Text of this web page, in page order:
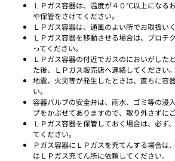
ＬＰガス容器は、温度が４０℃以上になる
や保管をさけてください。
ＬＰガス容器は、通風のよい所でお取扱いく
ＬＰガス容器を移動させる場合は、ブロテ
ってください。
ＬＰガス容器の付近でガスのにおいがした
た後、ＬＰガス販売店へ連絡してください。
地震、火災等が発生したときは、直ちに容
い。
容器バルブの安全弁は、雨水、ゴミ等の浸
プをかぶせてありますので、取り外さずに
ＬＰガス容器を保管しておく場合は、必ず
てください。
Ｐガス容器にＬＰガスを充てんする場合は
はＬＰガス充てん所に依頼してください。